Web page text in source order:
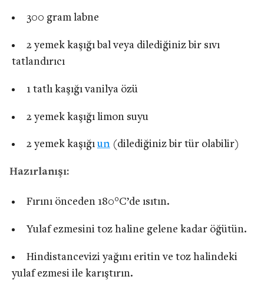
300 gram labne
2 yemek kaşığı bal veya dilediğiniz bir sıvı
tatlandırıcı
1 tatlı kaşığı vanilya özü
2 yemek kaşığı limon suyu
2 yemek kaşığıun(dilediğiniz bir tür olabilir)
Hazırlanışı:
Fırını önceden 180°C’de ısıtın.
Yulaf ezmesini toz haline gelene kadar öğütün.
Hindistancevizi yağını eritin ve toz halindeki
yulaf ezmesi ile karıştırın.